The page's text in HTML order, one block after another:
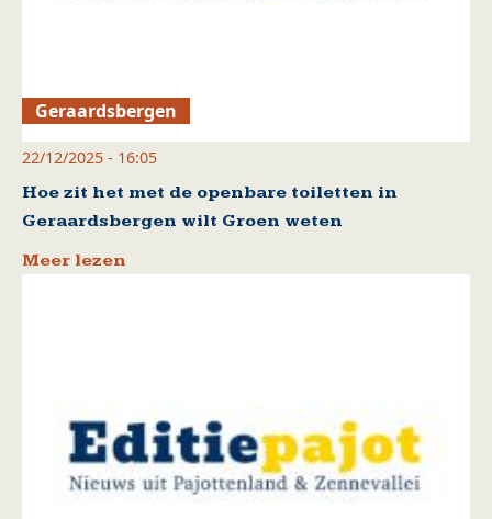
Geraardsbergen
22/12/2025 - 16:05
Hoe zit het met de openbare toiletten in
Geraardsbergen wilt Groen weten
Meer lezen